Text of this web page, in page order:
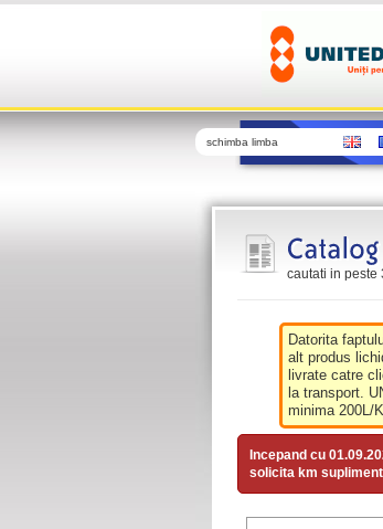
schimba limba
cautati in peste
Datorita
alt produs
livrate catre
la transport.
minima 200L/
Incepand cu
solicita km